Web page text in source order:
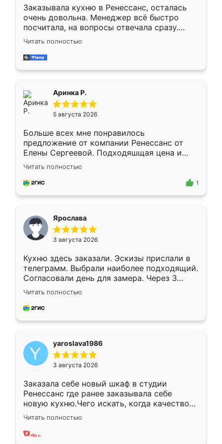
Заказывала кухню в Ренессанс, осталась
очень довольна. Менеджер всё быстро
посчитала, на вопросы отвечала сразу.
Замерщик приехал в субботу, подошёл к
делу со всей ответственностью. Собрали
за день, ребята работали аккуратно, даже
Читать полностью
Аринка Р.
5 августа 2026
Больше всех мне понравилось
предложение от компании Ренессанс от
Елены Сергеевой. Подходяшщая цена и
короткие сроки изготовления. Приехавший
для замера сотрудник Владислав
предложил по моему эскизу самый
Читать полностью
1
Ярослава
3 августа 2026
Кухню здесь заказали. Эскизы прислали в
телеграмм. Выбрали наиболее подходящий.
Согласовали день для замера. Через 3
недели кухня была уже готова. Остались
довольны работой. Спасибо Ренессанс
мебель за качественную работу!
Читать полностью
yaroslava1986
3 августа 2026
Заказала себе новый шкаф в студии
Ренессанс где ранее заказывала себе
новую кухню.Чего искать, когда качеством
вполне довольна. Служит кухня уже почти
два года, нареканий нет.
Читать полностью